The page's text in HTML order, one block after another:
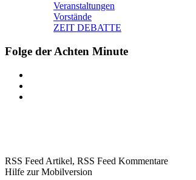
Veranstaltungen
Vorstände
ZEIT DEBATTE
Folge der Achten Minute
RSS Feed Artikel, RSS Feed Kommentare
Hilfe zur Mobilversion